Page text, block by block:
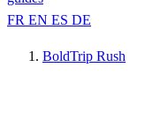
FR EN ES DE
BoldTrip Rush